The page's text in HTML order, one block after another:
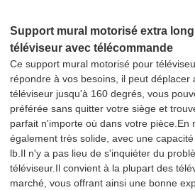
Support mural motorisé extra
téléviseur avec télécommande
Ce support mural motorisé pour
répondre à vos besoins, il peut déplacer
téléviseur jusqu'à 160 degrés, vous
préférée sans quitter votre siège et
parfait n'importe où dans votre pièce.En
également très solide, avec une
lb.Il n'y a pas lieu de s'inquiéter du
téléviseur.Il convient à la plupart des
marché, vous offrant ainsi une bonne